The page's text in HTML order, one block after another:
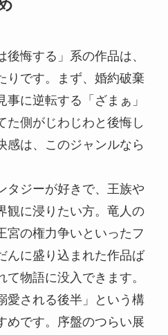
後悔する」系の作品は、
りです。まず、婚約破棄
に逆転する「ざまぁ」
た側がじわじわと後悔し
感は、このジャンルなら
タジーが好きで、王族や
観に浸りたい方。竜人の
宮の権力争いといったフ
んに盛り込まれた作品ば
物語に没入できます。
愛される後半」という構
めです。序盤のつらい展